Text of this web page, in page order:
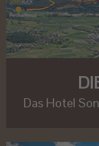
Das Hotel